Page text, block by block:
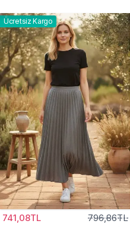
Ücretsiz Kargo
741,08TL 796,86TL